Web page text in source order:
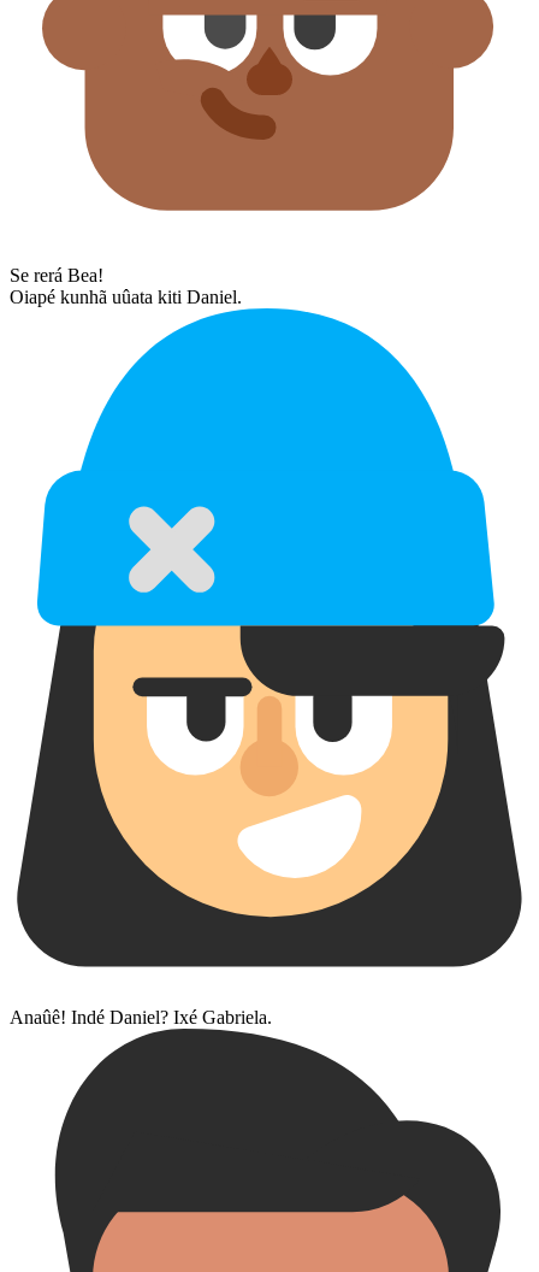
Se rerá Bea!
Oiapé kunhã uûata kiti Daniel.
Anaûê! Indé Daniel? Ixé Gabriela.